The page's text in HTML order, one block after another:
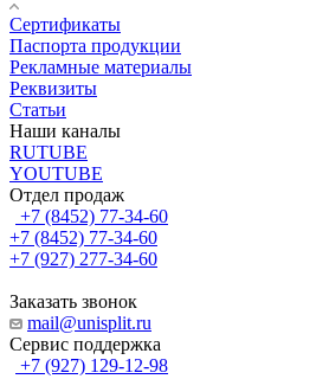
Сертификаты
Паспорта продукции
Рекламные материалы
Реквизиты
Статьи
Наши каналы
RUTUBE
YOUTUBE
Отдел продаж
+7 (8452) 77-34-60
+7 (8452) 77-34-60
+7 (927) 277-34-60
Заказать звонок
mail@unisplit.ru
Cервис поддержка
+7 (927) 129-12-98